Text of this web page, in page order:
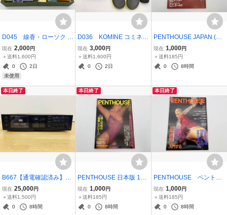
D045 線香・ローソク 詰
め合わせ まとめ売り セッ
ト（カメヤマ ローソク /
ブロンマ / 嵐山 / 萬上香 ほ
か）進物 贈答 仏具 未使用
現在 2,000円
＋送料1,600円
0
2日
未使用
D036 KOMINE コミネ
チェストガード SK-600
表記サイズ L プロテクタ
ーセット
現在 3,000円
＋送料1,600円
0
2日
PENTHOUSE JAPAN (ペ
ントハウス・ジャパン）1
996年10月号 遠山景織子
坂上香織 ビビアン・スー
現在 1,000円
＋送料185円
0
8時間
本日終了
B667【通電確認済み】AL
PINE/LUXMAN K-113X カ
セットデッキ アルパイン
ラックスマン
現在 25,000円
＋送料1,500円
0
8時間
本日終了
PENTHOUSE 日本版 198
4年 10月号
現在 1,000円
＋送料185円
0
8時間
本日終了
PENTHOUSE ペントハ
ウス 昭和58年 1983年
6月号
現在 1,000円
＋送料185円
0
8時間